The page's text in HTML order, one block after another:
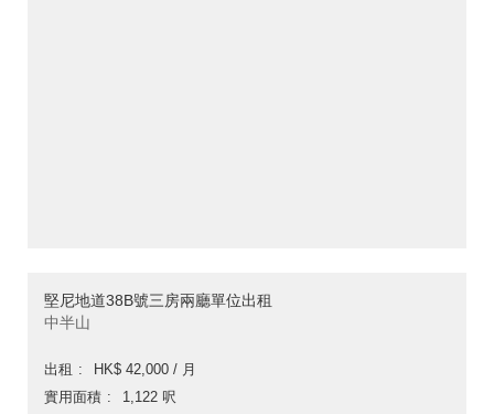
堅尼地道38B號三房兩廳單位出租
中半山
出租
HK$ 42,000 / 月
實用面積
1,122 呎